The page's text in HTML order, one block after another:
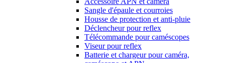
Sangle d'épaule et courroies
Housse de protection et anti-pluie
Déclencheur pour reflex
Télécommande pour caméscopes
Viseur pour reflex
Batterie et chargeur pour caméra,